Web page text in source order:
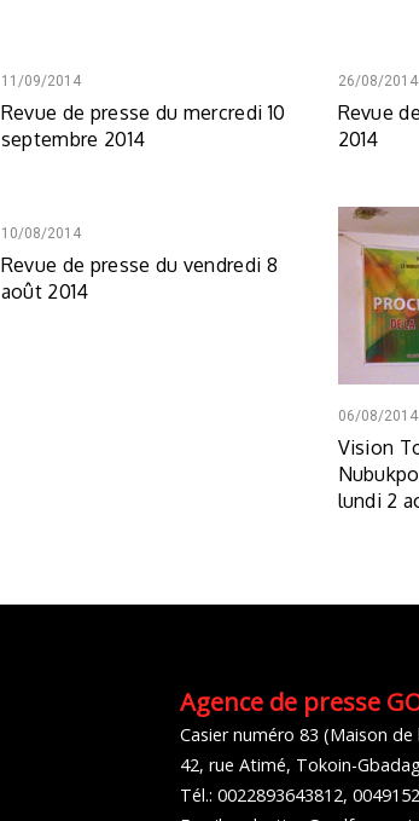
11/09/2014
Revue de presse du mercredi 10
septembre 2014
26/08/2014
Revue
2014
10/08/2014
Revue de presse du vendredi 8
août 2014
06/08/2014
Vision
lundi 2
Agence de presse
Casier numéro 83 (Maison de
42, rue Atimé, Tokoin-
Tél.: 0022893643812,